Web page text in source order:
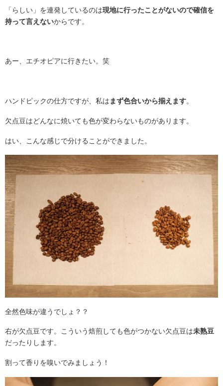
「らしい」を連発しているのは現地に行ったことがないので確信を
持って言えないからです。
あー、エチオピアに行きたい。笑
ハンドピックの仕方ですが、私はまず色合いから揃えます。
欠点豆はどんなに焼いても色が変わらないものがあります。
はい、こんな感じで分けることができました。
全然色味が違うでしょ？？
右が欠点豆です。こういう焙煎しても色がつかない欠点豆は未熟豆
だったりします。
割って香りを嗅いでみましょう！